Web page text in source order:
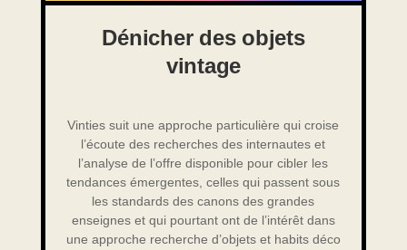
Dénicher des objets
vintage
Vinties suit une approche particulière qui croise
l’écoute des recherches des internautes et
l’analyse de l’offre disponible pour cibler les
tendances émergentes, celles qui passent sous
les standards des canons des grandes
enseignes et qui pourtant ont de l’intérêt dans
une approche recherche d’objets et habits déco